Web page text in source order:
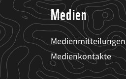
Medien
Medienmitteilungen
Medienkontakte